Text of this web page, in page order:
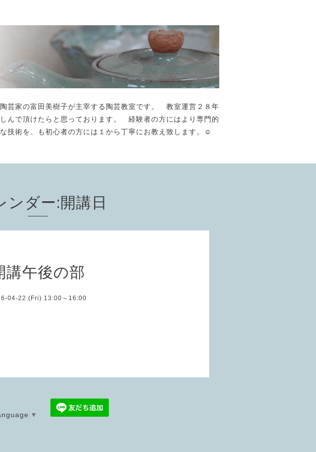
家の富田美樹子が主宰する陶芸教室です。 教室運営２８年
んで頂けたらと思っております。 経験者の方にはより専門的
な技術を、も初心者の方には１から丁寧にお教え致します。☺️
ンダー:開講日
講午後の部
04-22 (Fri) 13:00～16:00
▼